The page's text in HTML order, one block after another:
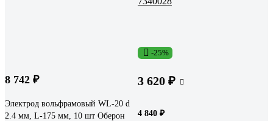
8 742 ₽
Электрод вольфрамовый WL-20 d
2.4 мм, L-175 мм, 10 шт Оберон
-25%
3 620 ₽
4 840 ₽